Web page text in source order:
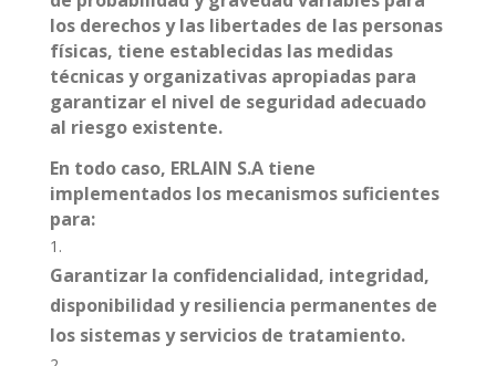
los derechos y las libertades de las personas
físicas, tiene establecidas las medidas
técnicas y organizativas apropiadas para
garantizar el nivel de seguridad adecuado
al riesgo existente.
En todo caso, ERLAIN S.A tiene
implementados los mecanismos suficientes
para:
Garantizar la confidencialidad, integridad,
disponibilidad y resiliencia permanentes de
los sistemas y servicios de tratamiento.